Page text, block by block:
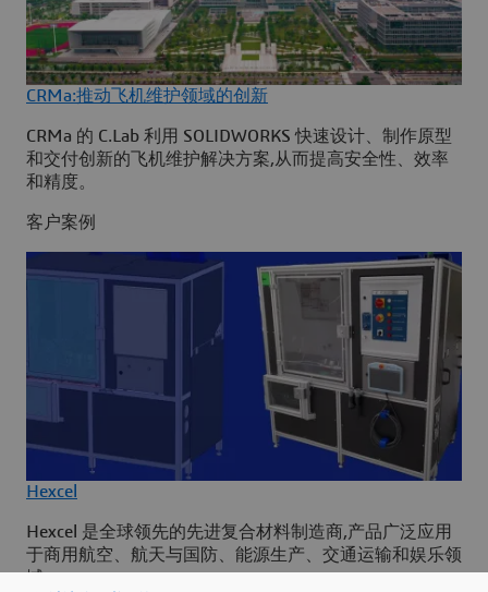
CRMa:推动飞机维护领域的创新
CRMa 的 C.Lab 利用 SOLIDWORKS 快速设计、制作原型
和交付创新的飞机维护解决方案,从而提高安全性、效率
和精度。
客户案例
Hexcel
Hexcel 是全球领先的先进复合材料制造商,产品广泛应用
于商用航空、航天与国防、能源生产、交通运输和娱乐领
域。